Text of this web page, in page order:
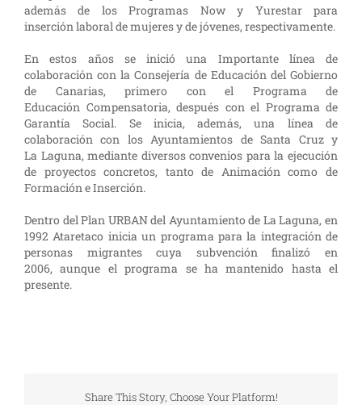
además de los Programas Now y Yurestar para
inserción laboral de mujeres y de jóvenes, respectivamente.
En estos años se inició una Importante línea de
colaboración con la Consejería de Educación del Gobierno
de Canarias, primero con el Programa de
Educación Compensatoria, después con el Programa de
Garantía Social. Se inicia, además, una línea de
colaboración con los Ayuntamientos de Santa Cruz y
La Laguna, mediante diversos convenios para la ejecución
de proyectos concretos, tanto de Animación como de
Formación e Inserción.
Dentro del Plan URBAN del Ayuntamiento de La Laguna, en
1992 Ataretaco inicia un programa para la integración de
personas migrantes cuya subvención finalizó en
2006, aunque el programa se ha mantenido hasta el
presente.
Share This Story, Choose Your Platform!